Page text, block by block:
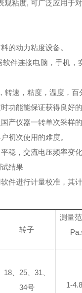
粘度, 可广泛应用于
的动力粘度设备。
件连接电脑，手机
转速，粘度，温度，
功能能保证获得良好的
产仪器一转单次采样的
初次使用的难度。
稳，交流电压频率变
结果
件进行计量校准，其
转子
测量
18、25、31、
34号
1-